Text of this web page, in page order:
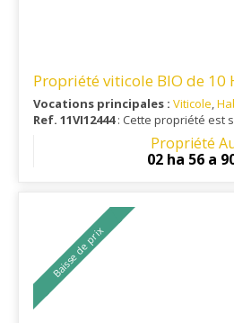
Propriété viticole BIO de 10
Vocations principales : Viticole,
Ref. 11VI12444: Cette propriété est
proche de toutes les commodités,
aéroport international à 35 min.
Propriété
02 ha 56 a
Baisse de prix